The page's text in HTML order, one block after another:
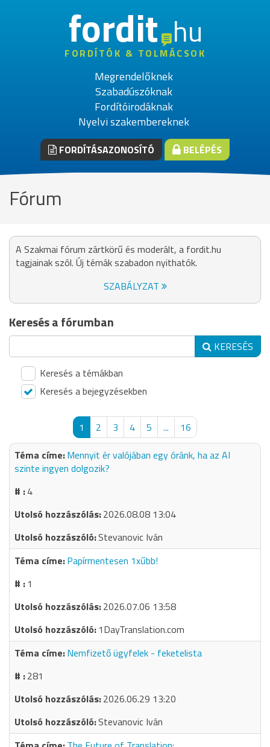
fordithu
FORDÍTÓK & TOLMÁCSOK
Megrendelőknek
Szabadúszóknak
Fordítóirodáknak
Nyelvi szakembereknek
FORDÍTÁSAZONOSÍTÓ BELÉPÉS
Fórum
A Szakmai fórum zártkörű és moderált, a fordit.hu
tagjainak szól. Új témák szabadon nyithatók.
SZABÁLYZAT
Keresés a fórumban
KERESÉS
Keresés a témákban
Keresés a bejegyzésekben
1 2 3 4 5 ...
16
Mennyit ér valójában egy óránk, ha az AI
szinte ingyen dolgozik?
4
2026.08.08 13:04
Stevanovic Iván
Papírmentesen 1xűbb!
1
2026.07.06 13:58
1DayTranslation.com
Nemfizető ügyfelek - feketelista
281
2026.06.29 13:20
Stevanovic Iván